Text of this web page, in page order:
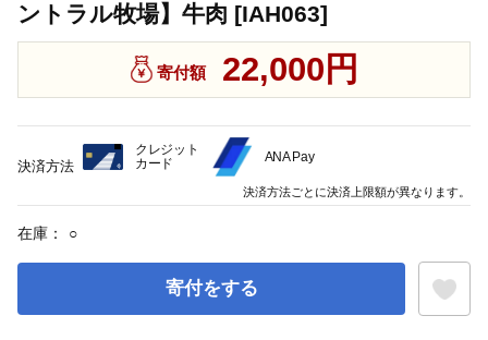
ントラル牧場】牛肉 [IAH063]
寄付額 22,000円
在庫： ○
寄付をする
決済方法
クレジット
カード
ANA Pay
決済方法ごとに決済上限額が異なります。